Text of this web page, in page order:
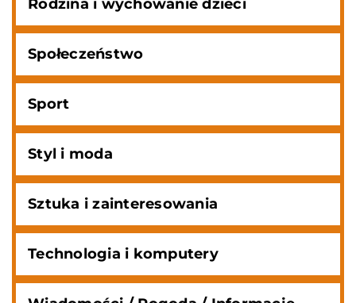
Rodzina i wychowanie dzieci
Społeczeństwo
Sport
Styl i moda
Sztuka i zainteresowania
Technologia i komputery